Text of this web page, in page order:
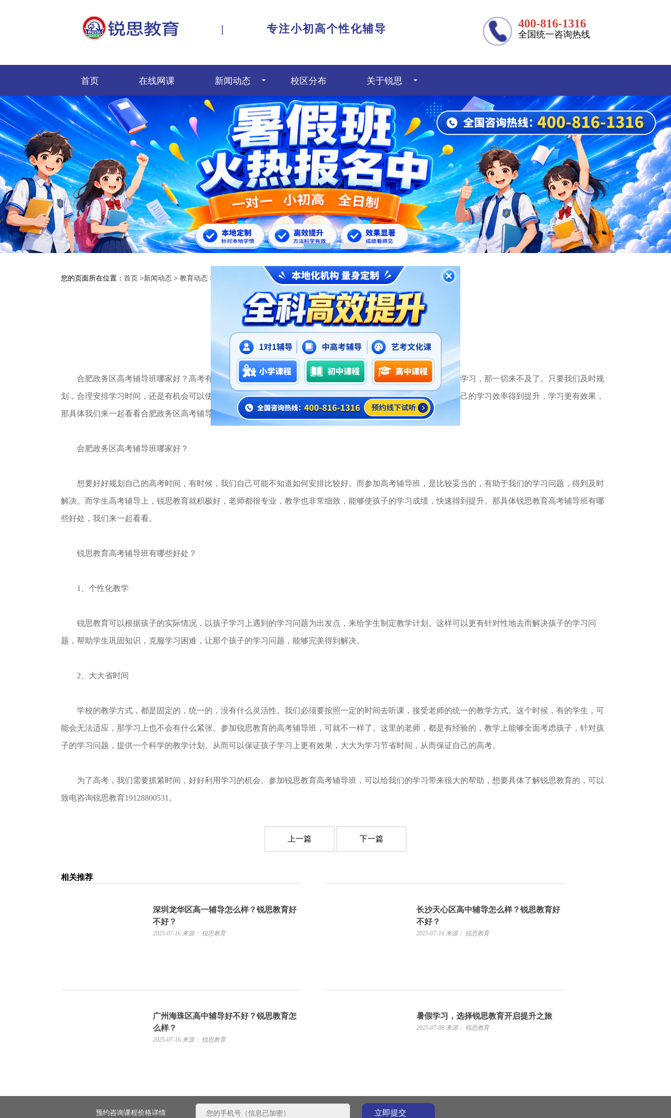
| 专注小初高个性化辅导 400-816-1316
全国统一咨询热线
首页 在线网课 新闻动态 校区分布 关于锐思
1 2
您的页面所在位置： 首页 >新闻动态 > 教育动态 >
合肥政务区高考辅导班哪家好,合肥锐思教育好吗
2026-06-03
合肥政务区高考辅导班哪家好？高考有多么的重要，我们每个人都非常的清楚。这个时候，再不抓紧时间好好学习，那一切来不及了。只要我们及时规
划，合理安排学习时间，还是有机会可以使自己在学习上，得到全面提高的。我们可以选择参加高考辅导班，让自己的学习效率得到提升，学习更有效果，
那具体我们来一起看看合肥政务区高考辅导班哪家好？
合肥政务区高考辅导班哪家好？
想要好好规划自己的高考时间，有时候，我们自己可能不知道如何安排比较好。而参加高考辅导班，是比较妥当的，有助于我们的学习问题，得到及时
解决。而学生高考辅导上，锐思教育就积极好，老师都很专业，教学也非常细致，能够使孩子的学习成绩，快速得到提升。那具体锐思教育高考辅导班有哪
些好处，我们来一起看看。
锐思教育高考辅导班有哪些好处？
1、个性化教学
锐思教育可以根据孩子的实际情况，以孩子学习上遇到的学习问题为出发点，来给学生制定教学计划。这样可以更有针对性地去而解决孩子的学习问
题，帮助学生巩固知识，克服学习困难，让那个孩子的学习问题，能够完美得到解决。
2、大大省时间
学校的教学方式，都是固定的，统一的，没有什么灵活性。我们必须要按照一定的时间去听课，接受老师的统一的教学方式。这个时候，有的学生，可
能会无法适应，那学习上也不会有什么紧张。参加锐思教育的高考辅导班，可就不一样了。这里的老师，都是有经验的，教学上能够全面考虑孩子，针对孩
子的学习问题，提供一个科学的教学计划。从而可以保证孩子学习上更有效果，大大为学习节省时间，从而保证自己的高考。
为了高考，我们需要抓紧时间，好好利用学习的机会。参加锐思教育高考辅导班，可以给我们的学习带来很大的帮助，想要具体了解锐思教育的，可以
致电咨询锐思教育19128800531。
上一篇 下一篇
相关推荐
深圳龙华区高一辅导怎么样？锐思教育好
不好？
2025-07-16 来源： 锐思教育
长沙天心区高中辅导怎么样？锐思教育好
不好？
2025-07-16 来源： 锐思教育
广州海珠区高中辅导好不好？锐思教育怎
么样？
2025-07-16 来源： 锐思教育
暑假学习，选择锐思教育开启提升之旅
2025-07-08 来源： 锐思教育
预约咨询课程价格详情